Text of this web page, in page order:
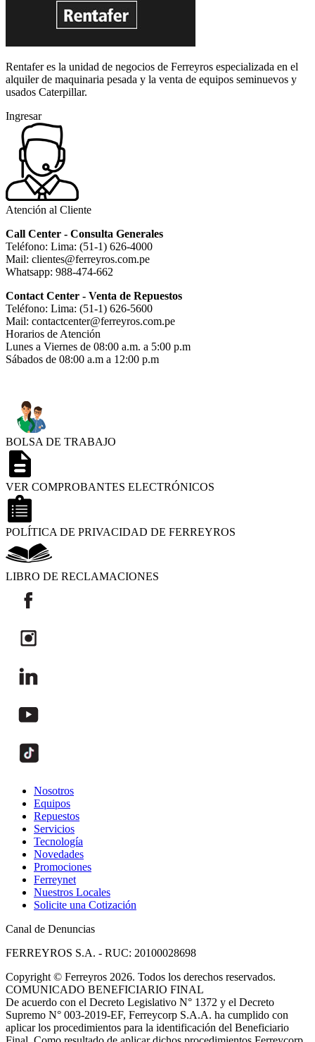
Rentafer es la unidad de negocios de Ferreyros especializada en el
alquiler de maquinaria pesada y la venta de equipos seminuevos y
usados Caterpillar.
Ingresar
Atención al Cliente
Call Center - Consulta Generales
Teléfono: Lima: (51-1) 626-4000
Mail: clientes@ferreyros.com.pe
Whatsapp: 988-474-662
Contact Center - Venta de Repuestos
Teléfono: Lima: (51-1) 626-5600
Mail: contactcenter@ferreyros.com.pe
Horarios de Atención
Lunes a Viernes de 08:00 a.m. a 5:00 p.m
Sábados de 08:00 a.m a 12:00 p.m
BOLSA DE TRABAJO
VER COMPROBANTES ELECTRÓNICOS
POLÍTICA DE PRIVACIDAD DE FERREYROS
LIBRO DE RECLAMACIONES
Nosotros
Equipos
Repuestos
Servicios
Tecnología
Novedades
Promociones
Ferreynet
Nuestros Locales
Solicite una Cotización
Canal de Denuncias
FERREYROS S.A. - RUC: 20100028698
Copyright © Ferreyros 2026. Todos los derechos reservados.
COMUNICADO BENEFICIARIO FINAL
De acuerdo con el Decreto Legislativo N° 1372 y el Decreto
Supremo N° 003-2019-EF, Ferreycorp S.A.A. ha cumplido con
aplicar los procedimientos para la identificación del Beneficiario